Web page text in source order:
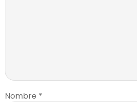
Nombre *